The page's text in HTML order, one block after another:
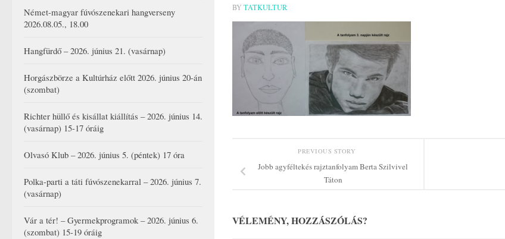
BY TATKULTUR
PREVIOUS STORY
Jobb agyféltekés rajztanfolyam Berta Szilvivel
Táton
VÉLEMÉNY, HOZZÁSZÓLÁS?
Német-magyar fúvószenekari hangverseny
2026.08.05., 18.00
Hangfürdő – 2026. június 21. (vasárnap)
Horgászbörze a Kultúrház előtt 2026. június 20-án
(szombat)
Richter hüllő és kisállat kiállítás – 2026. június 14.
(vasárnap) 15-17 óráig
Olvasó Klub – 2026. június 5. (péntek) 17 óra
Polka-parti a táti fúvószenekarral – 2026. június 7.
(vasárnap)
Vár a tér! – Gyermekprogramok – 2026. június 6.
(szombat) 15-19 óráig